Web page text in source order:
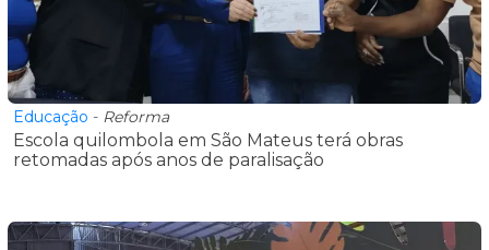
Educação - Reforma
Escola quilombola em São Mateus terá obras
retomadas após anos de paralisação